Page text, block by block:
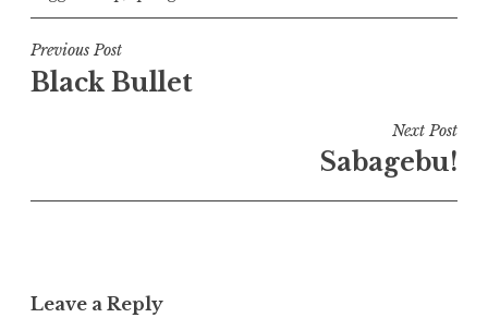
Post
navigation
Previous Post
Black Bullet
Next Post
Sabagebu!
Leave a Reply